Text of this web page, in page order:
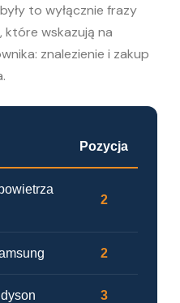
to wyłącznie frazy
które wskazują na
znalezienie i zakup
Pozycja
2
2
3